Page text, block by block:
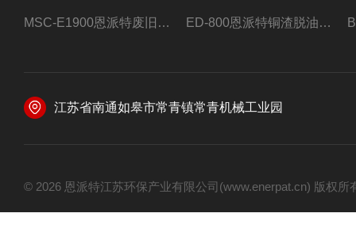
MSC-E1900恩派特废旧锂电池极片破碎处理设备 ED-800恩派特铜渣脱油机废铜屑铝屑甩油机
江苏省南通如皋市常青镇常青机械工业园
© 2026 恩派特江苏环保产业有限公司(www.enerpat.cn) 版权